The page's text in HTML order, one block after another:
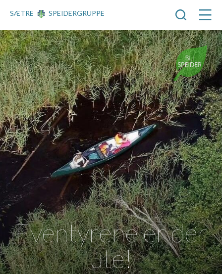
SÆTRE SPEIDERGRUPPE
Eventyrene er der
ute!